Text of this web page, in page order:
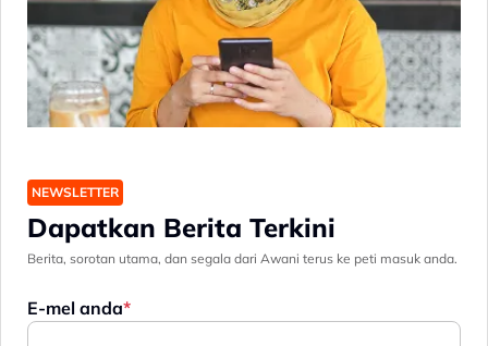
NEWSLETTER
Dapatkan Berita Terkini
Berita, sorotan utama, dan segala dari Awani terus ke peti masuk anda.
E-mel anda